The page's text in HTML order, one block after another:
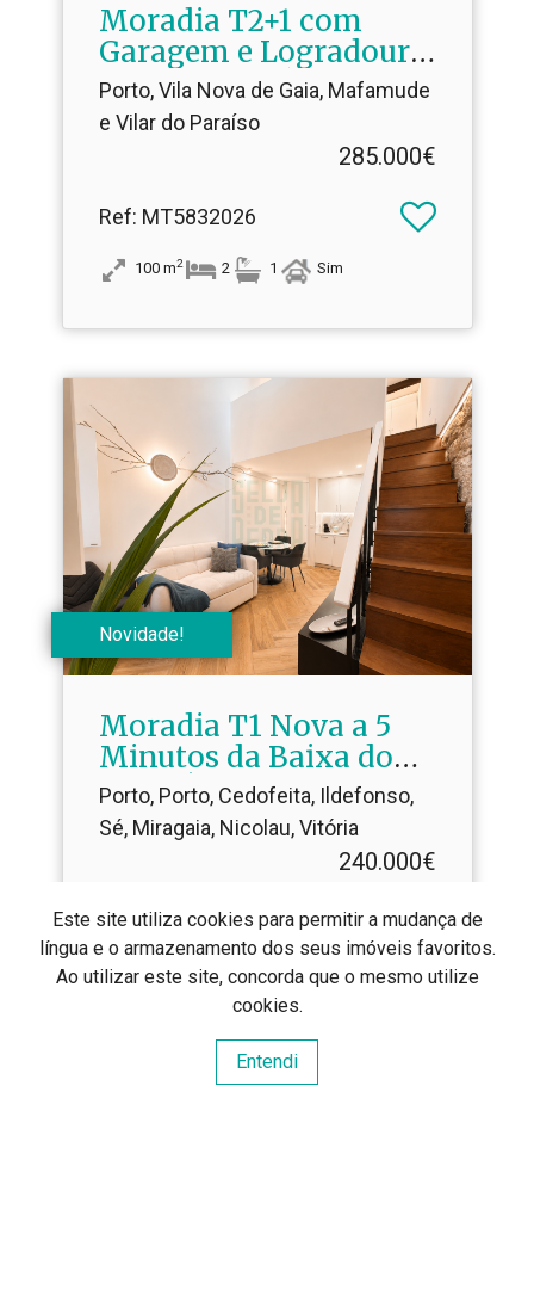
Este site utiliza cookies para permitir a mudança de
língua e o armazenamento dos seus imóveis favoritos.
Ao utilizar este site, concorda que o mesmo utilize
cookies.
Entendi
Moradia T2+1 com
Garagem e Logradouro
em Santo Ovídio
Porto, Vila Nova de Gaia, Mafamude
e Vilar do Paraíso
285.000€
Ref: MT5832026
100 m2 2 1 Sim
Novidade!
Moradia T1 Nova a 5
Minutos da Baixa do
Porto | Ideal para AL
Porto, Porto, Cedofeita, Ildefonso,
Sé, Miragaia, Nicolau, Vitória
240.000€
Ref: MT6162026
38m2 1 1